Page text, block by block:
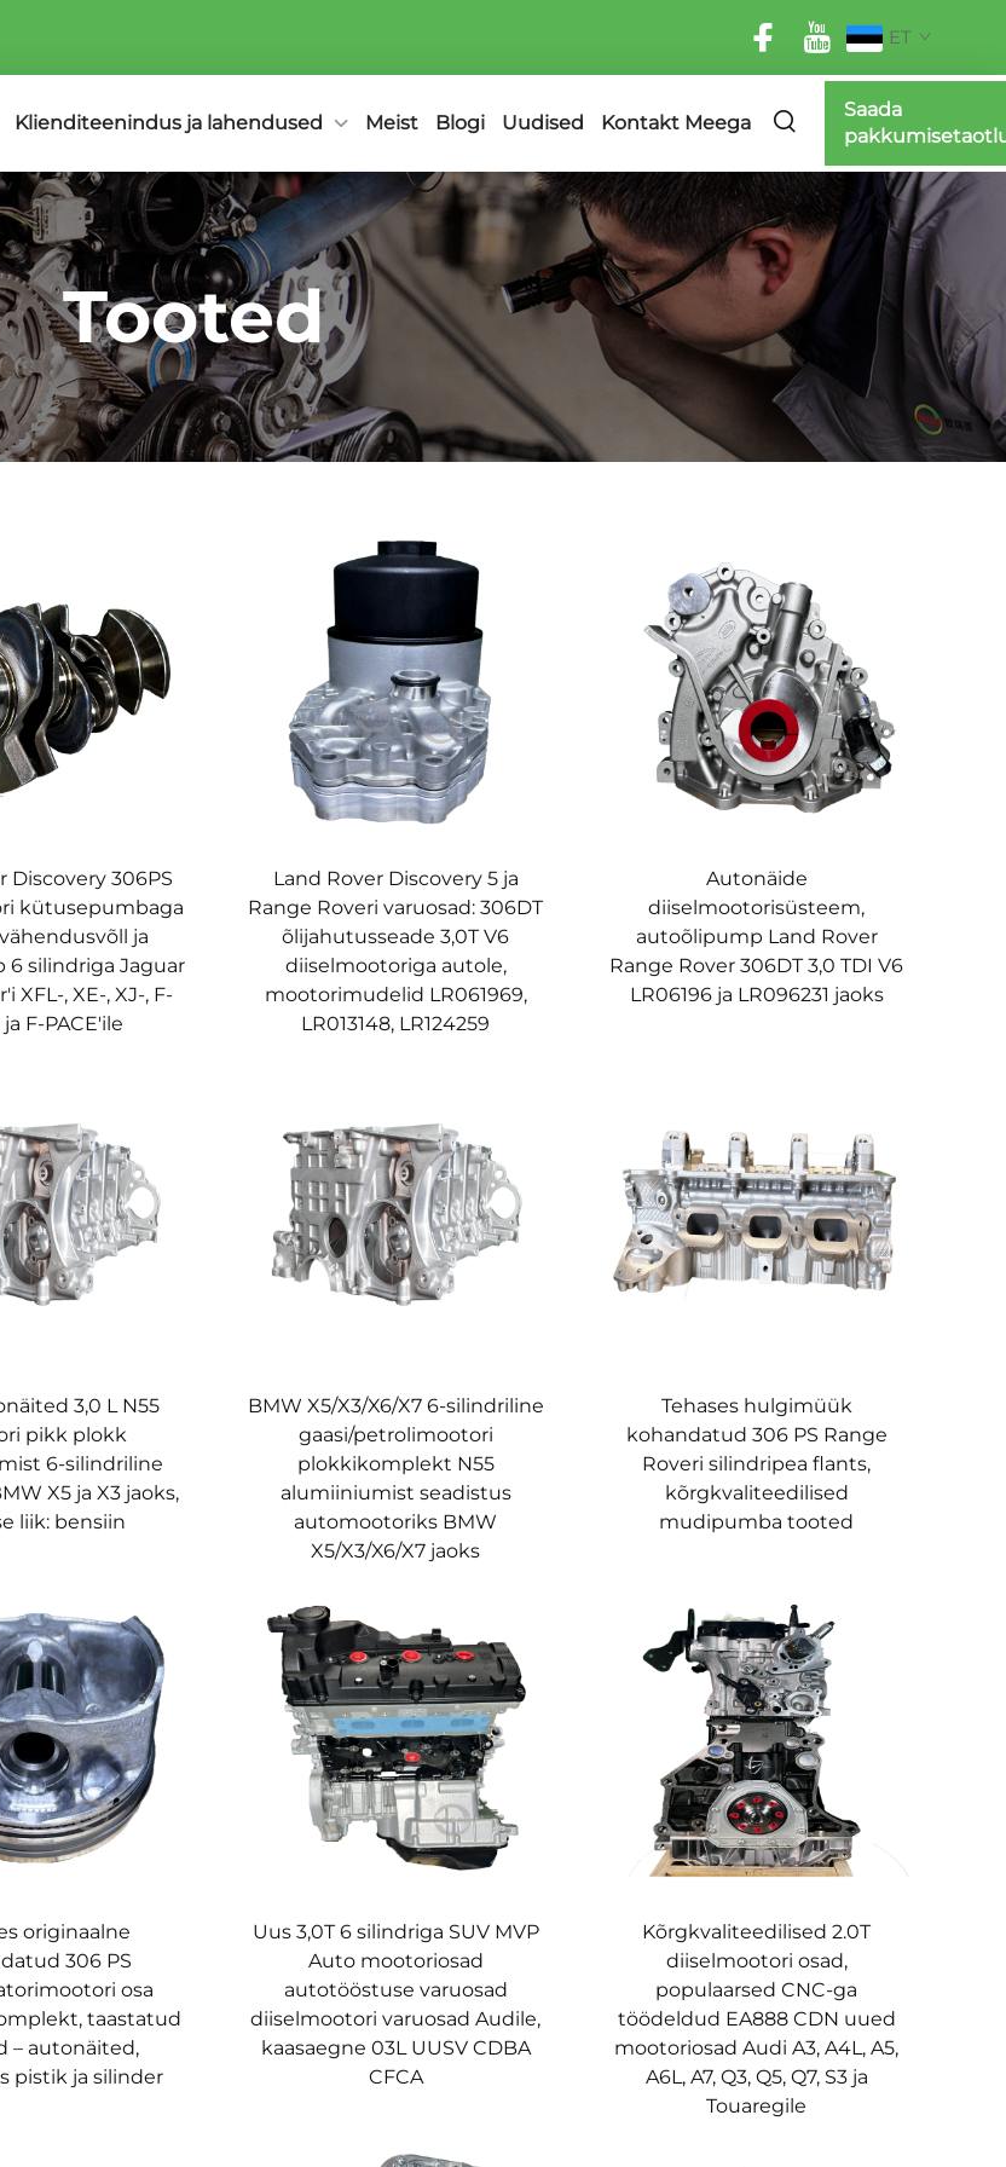
ET
Klienditeenindus ja lahendused Meist Blogi Uudised Kontakt Meega
Saada
Tooted
Discovery 306PS
kütusepumbaga
ja
6 silindriga Jaguar
XFL-, XE-, XJ-, F-
F-PACE'ile
Land Rover Discovery 5 ja
Range Roveri varuosad: 306DT
õlijahutusseade 3,0T V6
diiselmootoriga autole,
mootorimudelid LR061969,
LR013148, LR124259
Autonäide
diiselmootorisüsteem,
autoõlipump Land Rover
Range Rover 306DT 3,0 TDI V6
LR06196 ja LR096231 jaoks
3,0 L N55
pikk plokk
6-silindriline
X5 ja X3 jaoks,
liik: bensiin
BMW X5/X3/X6/X7 6-silindriline
gaasi/petrolimootori
plokkikomplekt N55
alumiiniumist seadistus
automootoriks BMW
X5/X3/X6/X7 jaoks
Tehases hulgimüük
kohandatud 306 PS Range
Roveri silindripea flants,
kõrgkvaliteedilised
mudipumba tooted
originaalne
306 PS
osa
taastatud
– autonäited,
pistik ja silinder
Uus 3,0T 6 silindriga SUV MVP
Auto mootoriosad
autotööstuse varuosad
diiselmootori varuosad Audile,
kaasaegne 03L UUSV CDBA
CFCA
Kõrgkvaliteedilised 2.0T
diiselmootori osad,
populaarsed CNC-ga
töödeldud EA888 CDN uued
mootoriosad Audi A3, A4L, A5,
A6L, A7, Q3, Q5, Q7, S3 ja
Touaregile